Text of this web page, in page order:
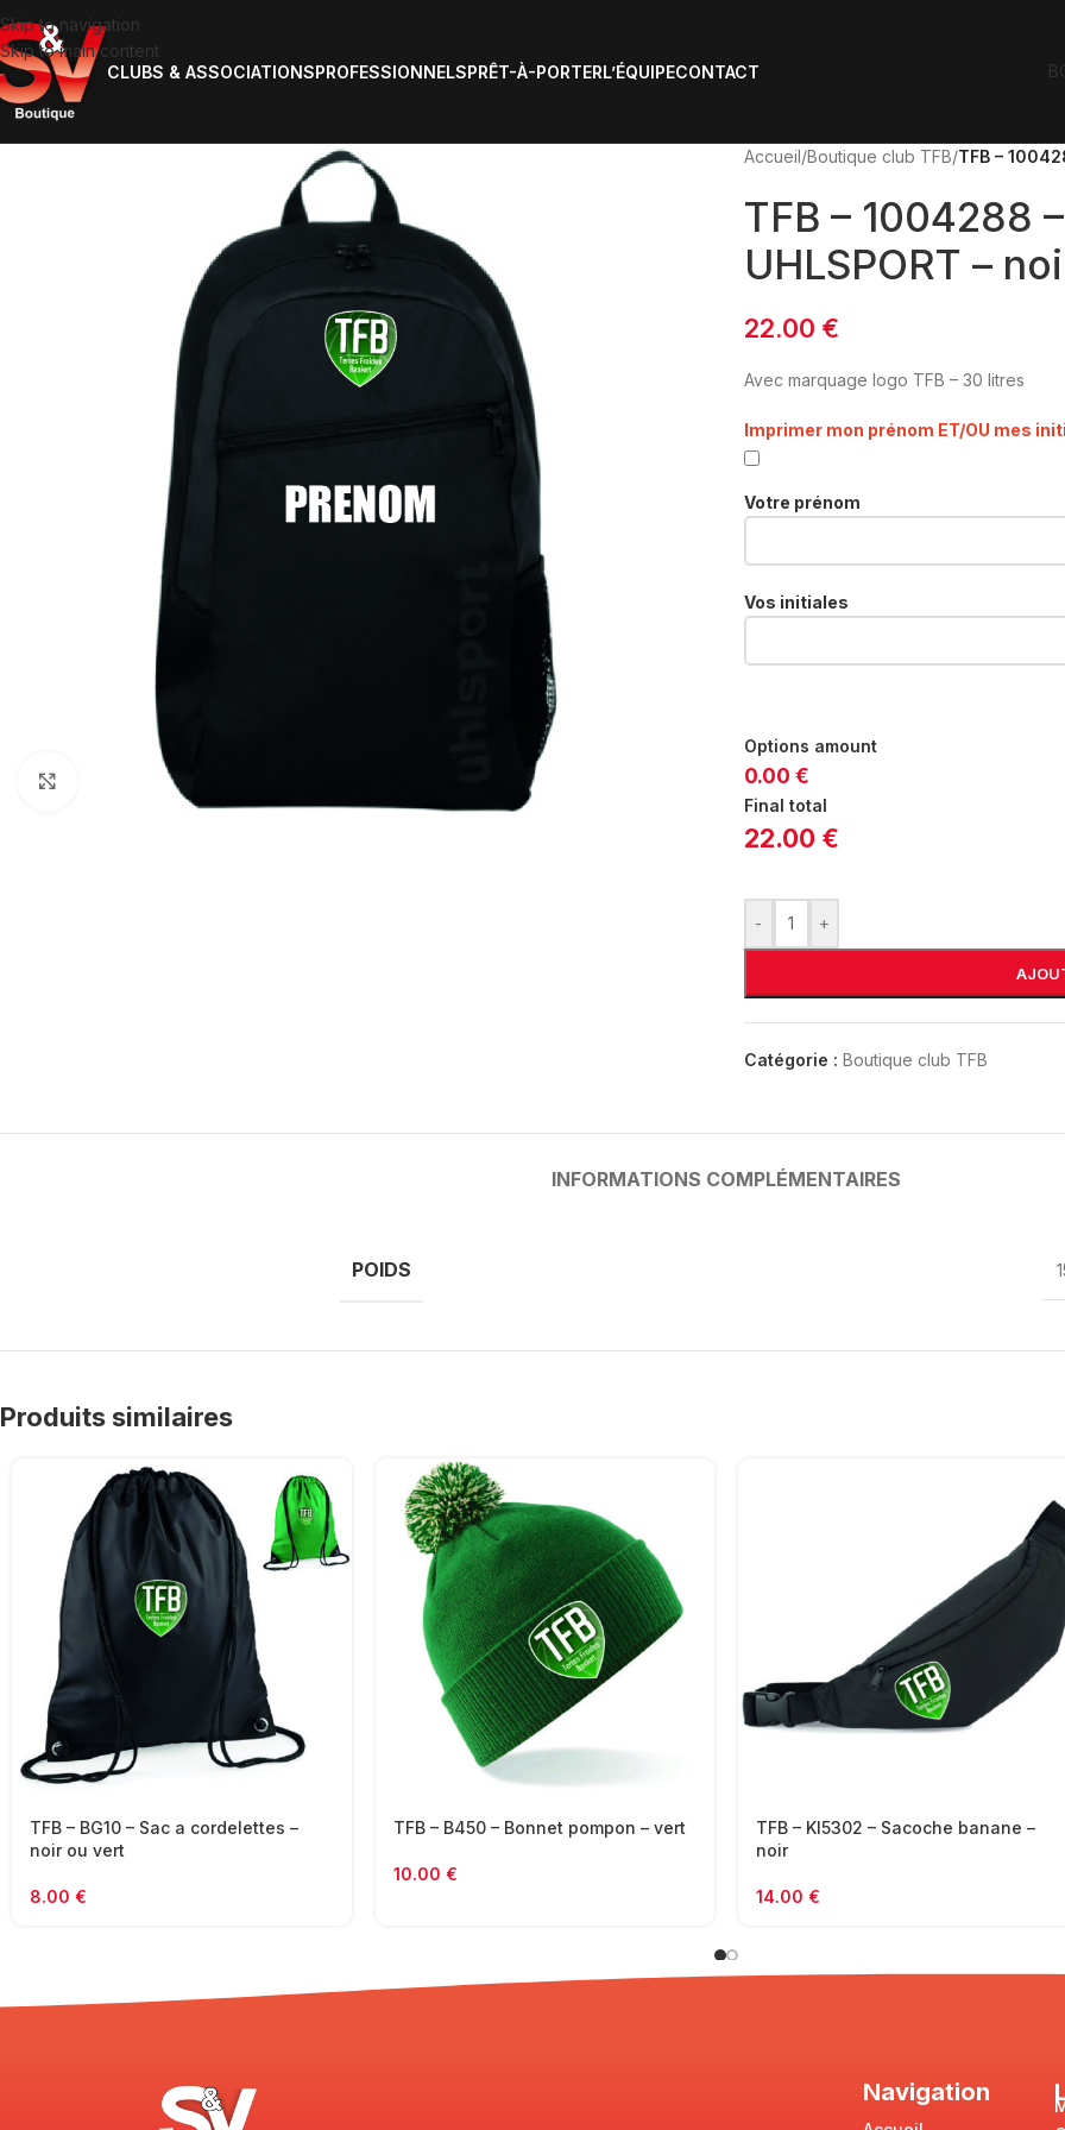
Skip to navigation
Skip to main content
CLUBS & ASSOCIATIONSPROFESSIONNELSPRÊT-À-PORTERL’ÉQUIPECONTACT
Click to enlarge
Accueil/Boutique club TFB/TFB –
TFB – 1004288
UHLSPORT –
22.00 €
Avec marquage logo TFB – 30 litres
Imprimer mon prénom ET/OU mes
Votre prénom
Vos initiales
Options amount
0.00 €
Final total
22.00 €
- +
Catégorie : Boutique club TFB
INFORMATIONS COMPLÉMENTAIRES
POIDS
Produits similaires
TFB – BG10 – Sac a cordelettes –
noir ou vert
8.00 €
TFB – B450 – Bonnet pompon – vert
10.00 €
TFB – KI5302 – Sacoche banane –
noir
14.00 €
Navigation